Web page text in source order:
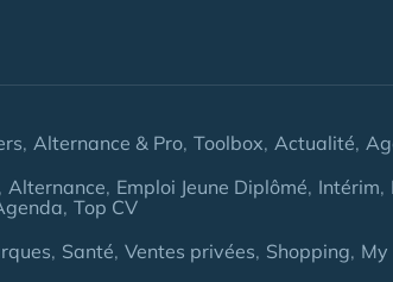
Alternance & Pro Toolbox Actualité
Alternance Emploi Jeune Diplômé Intérim
Top CV
Santé Ventes privées Shopping My